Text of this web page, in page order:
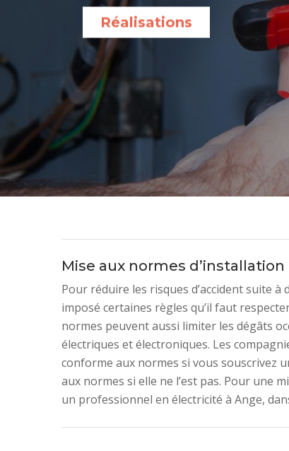
Réalisations
Mise aux normes
Pour réduire les risques d’accident suite
imposé certaines règles qu’il faut
normes peuvent aussi limiter les dégâts
électriques et électroniques. Les
conforme aux normes si vous souscrivez
aux normes si elle ne l’est pas. Pour une
un professionnel en électricité à Ange,